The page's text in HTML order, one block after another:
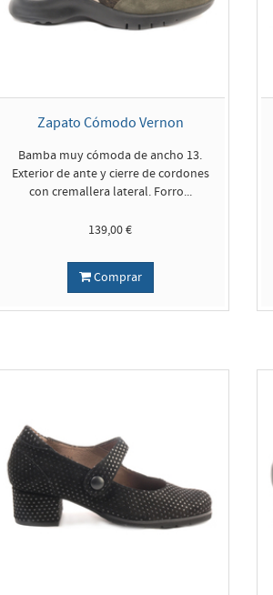
Zapato Cómodo Vernon
Bamba muy cómoda de ancho 13.
Exterior de ante y cierre de cordones
con cremallera lateral. Forro...
139,00 €
Comprar